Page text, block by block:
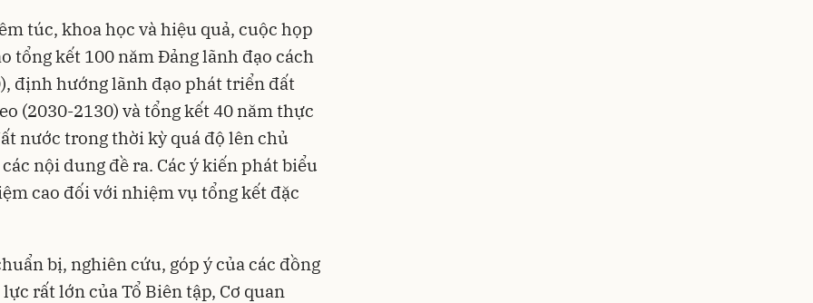
túc, khoa học và hiệu quả, cuộc họp
tổng kết 100 năm Đảng lãnh đạo cách
định hướng lãnh đạo phát triển đất
(2030-2130) và tổng kết 40 năm thực
nước trong thời kỳ quá độ lên chủ
nội dung đề ra. Các ý kiến phát biểu
cao đối với nhiệm vụ tổng kết đặc
bị, nghiên cứu, góp ý của các đồng
rất lớn của Tổ Biên tập, Cơ quan